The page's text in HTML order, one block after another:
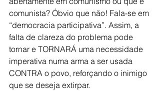
comunista? Óbvio que não! Fala-se em
“democracia participativa”. Assim, a
falta de clareza do problema pode
tornar e TORNARÁ uma necessidade
imperativa numa arma a ser usada
CONTRA o povo, reforçando o inimigo
que se deseja extirpar.